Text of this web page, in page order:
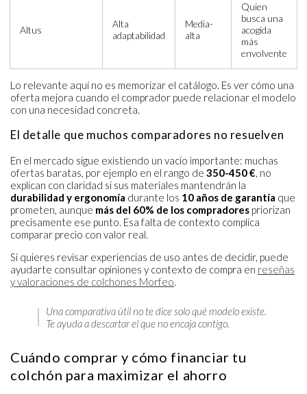
Altus
Alta
adaptabilidad
Media-
alta
Quien
busca una
acogida
más
envolvente
Lo relevante aquí no es memorizar el catálogo. Es ver cómo una
oferta mejora cuando el comprador puede relacionar el modelo
con una necesidad concreta.
El detalle que muchos comparadores no resuelven
En el mercado sigue existiendo un vacío importante: muchas
ofertas baratas, por ejemplo en el rango de 350-450 €, no
explican con claridad si sus materiales mantendrán la
durabilidad y ergonomía durante los 10 años de garantía que
prometen, aunque más del 60% de los compradores priorizan
precisamente ese punto. Esa falta de contexto complica
comparar precio con valor real.
Si quieres revisar experiencias de uso antes de decidir, puede
ayudarte consultar opiniones y contexto de compra en reseñas
y valoraciones de colchones Morfeo.
Una comparativa útil no te dice solo qué modelo existe.
Te ayuda a descartar el que no encaja contigo.
Cuándo comprar y cómo financiar tu
colchón para maximizar el ahorro